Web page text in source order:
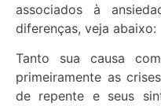
associados à
diferenças, veja abaixo:
Tanto sua causa
primeiramente as
de repente e seus